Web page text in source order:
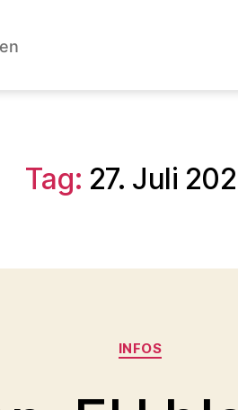
Tag: 27. Juli
Kategorien
INFOS